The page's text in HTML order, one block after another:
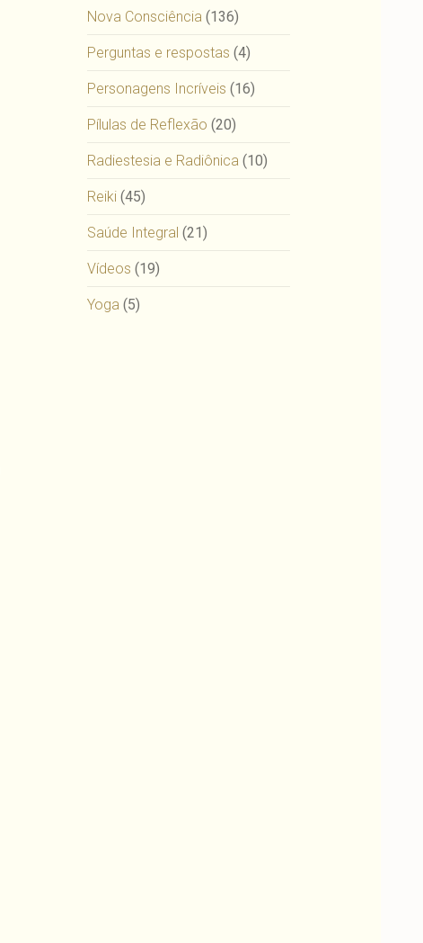
Nova Consciência (136)
Perguntas e respostas (4)
Personagens Incríveis (16)
Pílulas de Reflexão (20)
Radiestesia e Radiônica (10)
Reiki (45)
Saúde Integral (21)
Vídeos (19)
Yoga (5)